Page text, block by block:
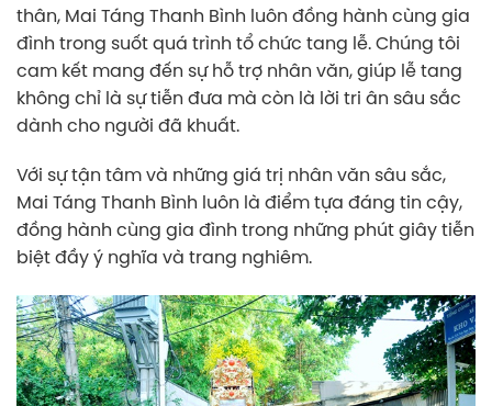
thân, Mai Táng Thanh Bình luôn đồng hành cùng gia
đình trong suốt quá trình tổ chức tang lễ. Chúng tôi
cam kết mang đến sự hỗ trợ nhân văn, giúp lễ tang
không chỉ là sự tiễn đưa mà còn là lời tri ân sâu sắc
dành cho người đã khuất.
Với sự tận tâm và những giá trị nhân văn sâu sắc,
Mai Táng Thanh Bình luôn là điểm tựa đáng tin cậy,
đồng hành cùng gia đình trong những phút giây tiễn
biệt đầy ý nghĩa và trang nghiêm.